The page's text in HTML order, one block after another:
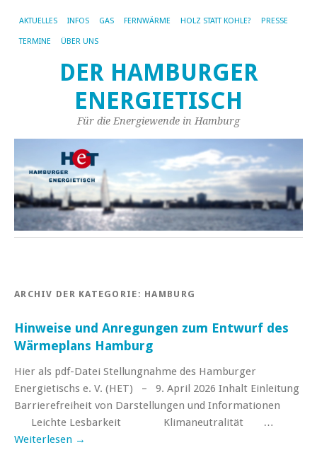
AKTUELLES INFOS GAS FERNWÄRME HOLZ STATT KOHLE? PRESSE
TERMINE ÜBER UNS
DER HAMBURGER
ENERGIETISCH
Für die Energiewende in Hamburg
ARCHIV DER KATEGORIE: HAMBURG
Hinweise und Anregungen zum Entwurf des
Wärmeplans Hamburg
Hier als pdf-Datei Stellungnahme des Hamburger
Energietischs e. V. (HET) – 9. April 2026 Inhalt Einleitung
Barrierefreiheit von Darstellungen und Informationen
Leichte Lesbarkeit Klimaneutralität …
Weiterlesen →